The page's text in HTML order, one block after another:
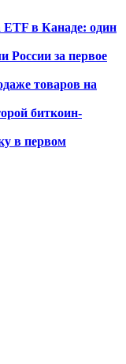
ETF в Канаде: один
России за первое
товаров на
биткоин-
в первом